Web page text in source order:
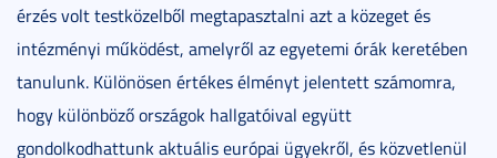
érzés volt testközelből megtapasztalni azt a közeget és
intézményi működést, amelyről az egyetemi órák keretében
tanulunk. Különösen értékes élményt jelentett számomra,
hogy különböző országok hallgatóival együtt
gondolkodhattunk aktuális európai ügyekről, és közvetlenül